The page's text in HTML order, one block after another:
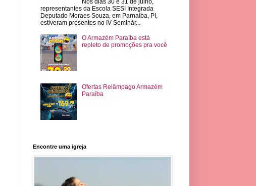
representantes da Escola SESI Integrada
Deputado Moraes Souza, em Parnaíba, PI,
estiveram presentes no IV Seminár...
O Armazém Paraíba está
repleto de promoções pra você
Ofertas Relâmpago Armazém
Paraíba
Encontre uma igreja